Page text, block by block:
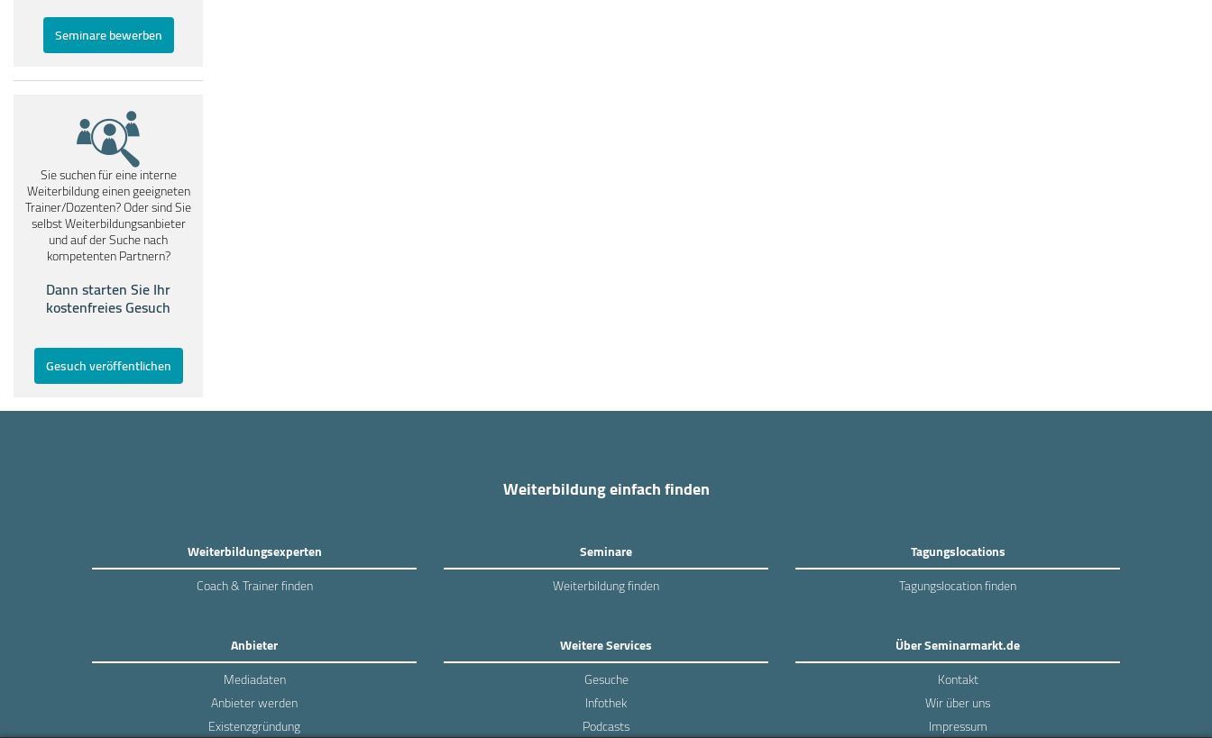
Seminare bewerben
Sie suchen für eine interne
Weiterbildung einen geeigneten
Trainer/Dozenten? Oder sind Sie
selbst Weiterbildungsanbieter
und auf der Suche nach
kompetenten Partnern?
Dann starten Sie Ihr
kostenfreies Gesuch
Gesuch veröffentlichen
Weiterbildung einfach finden
Weiterbildungsexperten
Coach & Trainer finden
Seminare
Weiterbildung finden
Tagungslocations
Tagungslocation finden
Anbieter
Mediadaten
Anbieter werden
Existenzgründung
Weitere Services
Gesuche
Infothek
Podcasts
Über Seminarmarkt.de
Kontakt
Wir über uns
Impressum